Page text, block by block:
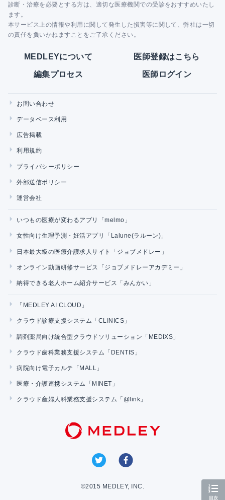
診断・治療を必要とする方は、適切な医療機関での受診をおすすめいたし
ます。
本サービス上の情報や利用に関して発生した損害等に関して、弊社は一切
の責任を負いかねますことをご了承ください。
MEDLEYについて 医師登録はこちら
編集プロセス 医師ログイン
お問い合わせ
データベース利用
広告掲載
利用規約
プライバシーポリシー
外部送信ポリシー
運営会社
いつもの医療が変わるアプリ「melmo」
女性向け生理予測・妊活アプリ「Lalune(ラルーン)」
日本最大級の医療介護求人サイト「ジョブメドレー」
オンライン動画研修サービス「ジョブメドレーアカデミー」
納得できる老人ホーム紹介サービス「みんかい」
「MEDLEY AI CLOUD」
クラウド診療支援システム「CLINICS」
調剤薬局向け統合型クラウドソリューション「MEDIXS」
クラウド歯科業務支援システム「DENTIS」
病院向け電子カルテ「MALL」
医療・介護連携システム「MINET」
クラウド産婦人科業務支援システム「@link」
©2015 MEDLEY, INC.
目次